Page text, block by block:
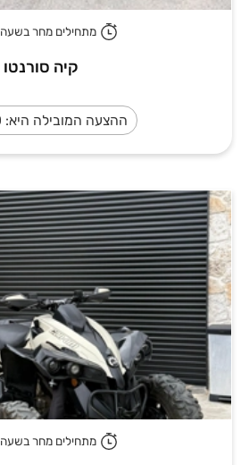
מתחילים מחר בשעה 12:00
קיה סורנטו
ההצעה המובילה היא: 32,000
מתחילים מחר בשעה 12:00